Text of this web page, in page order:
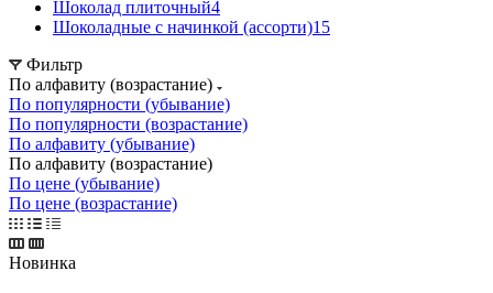
Шоколад плиточный4
Шоколадные с начинкой (ассорти)15
Фильтр
По алфавиту (возрастание)
По популярности (убывание)
По популярности (возрастание)
По алфавиту (убывание)
По алфавиту (возрастание)
По цене (убывание)
По цене (возрастание)
Новинка